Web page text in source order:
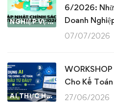
NGHIỆP VỤ KẾ TOÁN & THUẾ
6/2026:
Doanh
07/07/2026
AI THỰC HÀNH
Cho Kế
27/06/2026